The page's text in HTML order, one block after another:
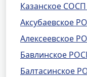
Казанское
Аксубаевское
Алексеевское
Бавлинское
Балтасинское